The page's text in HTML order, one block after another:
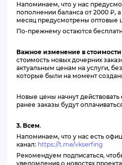
Напоминаем, что у нас
пополнении баланса от 2000 ₽,
месяц предусмотрены оптовые
По-прежнему остаются
Важное изменение в стоимости
стоимость новых дочерних
актуальным ценам на услуги,
которые были на момент
Новые цены начнут действовать
ранее заказы будут
3. Всем.
Напоминаем, что у нас есть
канал: https://t.me/vkserfing
Рекомендуем подписаться,
уведомления о новостях